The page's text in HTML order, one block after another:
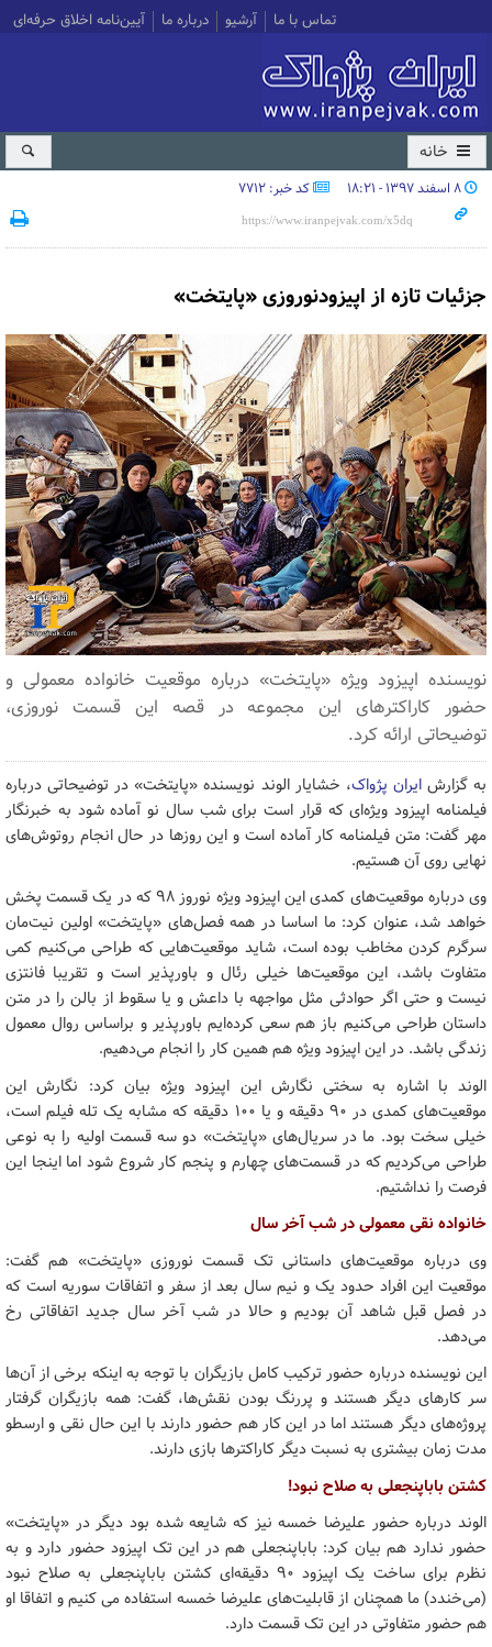
تماس با ما آرشیو درباره ما آیین‌نامه اخلاق حرفه‌ای
خانه
۸ اسفند ۱۳۹۷ - ۱۸:۲۱ کد خبر: 7712
جزئیات تازه از اپیزودنوروزی «پایتخت»
نویسنده اپیزود ویژه «پایتخت» درباره موقعیت خانواده معمولی و
حضور کاراکترهای این مجموعه در قصه این قسمت نوروزی،
توضیحاتی ارائه کرد.
به گزارشایران پژواک، خشایار الوند نویسنده «پایتخت» در توضیحاتی درباره
فیلمنامه اپیزود ویژه‌ای که قرار است برای شب سال نو آماده شود به خبرنگار
مهر گفت: متن فیلمنامه کار آماده است و این روزها در حال انجام روتوش‌های
نهایی روی آن هستیم.
وی درباره موقعیت‌های کمدی این اپیزود ویژه نوروز ۹۸ که در یک قسمت پخش
خواهد شد، عنوان کرد: ما اساسا در همه فصل‌های «پایتخت» اولین نیت‌مان
سرگرم کردن مخاطب بوده است، شاید موقعیت‌هایی که طراحی می‌کنیم کمی
متفاوت باشد، این موقعیت‌ها خیلی رئال و باورپذیر است و تقریبا فانتزی
نیست و حتی اگر حوادثی مثل مواجهه با داعش و یا سقوط از بالن را در متن
داستان طراحی می‌کنیم باز هم سعی کرده‌ایم باورپذیر و براساس روال معمول
زندگی باشد. در این اپیزود ویژه هم همین کار را انجام می‌دهیم.
الوند با اشاره به سختی نگارش این اپیزود ویژه بیان کرد: نگارش این
موقعیت‌های کمدی در ۹۰ دقیقه و یا ۱۰۰ دقیقه که مشابه یک تله فیلم است،
خیلی سخت بود. ما در سریال‌های «پایتخت» دو سه قسمت اولیه را به نوعی
طراحی می‌کردیم که در قسمت‌های چهارم و پنجم کار شروع شود اما اینجا این
فرصت را نداشتیم.
خانواده نقی معمولی در شب آخر سال
وی درباره موقعیت‌های داستانی تک قسمت نوروزی «پایتخت» هم گفت:
موقعیت این افراد حدود یک و نیم سال بعد از سفر و اتفاقات سوریه است که
در فصل قبل شاهد آن بودیم و حالا در شب آخر سال جدید اتفاقاتی رخ
می‌دهد.
این نویسنده درباره حضور ترکیب کامل بازیگران با توجه به اینکه برخی از آن‌ها
سر کارهای دیگر هستند و پررنگ بودن نقش‌ها، گفت: همه بازیگران گرفتار
پروژه‌های دیگر هستند اما در این کار هم حضور دارند با این حال نقی و ارسطو
مدت زمان بیشتری به نسبت دیگر کاراکترها بازی دارند.
کشتن باباپنجعلی به صلاح نبود!
الوند درباره حضور علیرضا خمسه نیز که شایعه شده بود دیگر در «پایتخت»
حضور ندارد هم بیان کرد: باباپنجعلی هم در این تک اپیزود حضور دارد و به
نظرم برای ساخت یک اپیزود ۹۰ دقیقه‌ای کشتن باباپنجعلی به صلاح نبود
(می‌خندد) ما همچنان از قابلیت‌های علیرضا خمسه استفاده می کنیم و اتفاقا او
هم حضور متفاوتی در این تک قسمت دارد.